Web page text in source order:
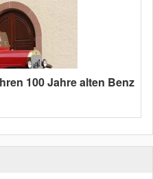
100 Jahre alten Benz